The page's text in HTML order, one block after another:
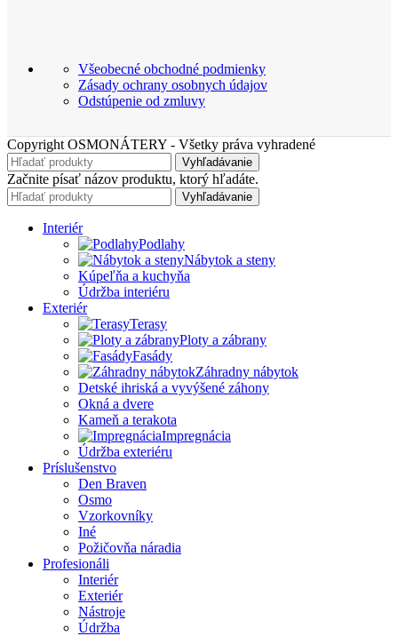
Všeobecné obchodné podmienky
Zásady ochrany osobnych údajov
Odstúpenie od zmluvy
Copyright OSMONÁTERY - Všetky práva vyhradené
Vyhľadávanie
Začnite písať názov produktu, ktorý hľadáte.
Vyhľadávanie
Interiér
Podlahy
Nábytok a steny
Kúpeľňa a kuchyňa
Údržba interiéru
Exteriér
Terasy
Ploty a zábrany
Fasády
Záhradny nábytok
Detské ihriská a vyvýšené záhony
Okná a dvere
Kameň a terakota
Impregnácia
Údržba exteriéru
Príslušenstvo
Den Braven
Osmo
Vzorkovníky
Iné
Požičovňa náradia
Profesionáli
Interiér
Exteriér
Nástroje
Údržba